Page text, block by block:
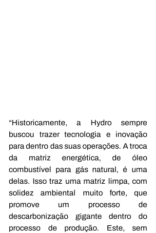
“Historicamente, a Hydro sempre
buscou trazer tecnologia e inovação
para dentro das suas operações. A troca
da matriz energética, de óleo
combustível para gás natural, é uma
delas. Isso traz uma matriz limpa, com
solidez ambiental muito forte, que
promove um processo de
descarbonização gigante dentro do
processo de produção. Este, sem